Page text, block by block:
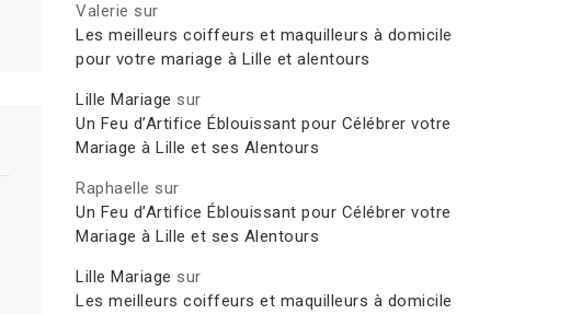
Valerie sur
Les meilleurs coiffeurs et maquilleurs à domicile
pour votre mariage à Lille et alentours
Lille Mariage sur
Un Feu d’Artifice Éblouissant pour Célébrer votre
Mariage à Lille et ses Alentours
Raphaelle sur
Un Feu d’Artifice Éblouissant pour Célébrer votre
Mariage à Lille et ses Alentours
Lille Mariage sur
Les meilleurs coiffeurs et maquilleurs à domicile